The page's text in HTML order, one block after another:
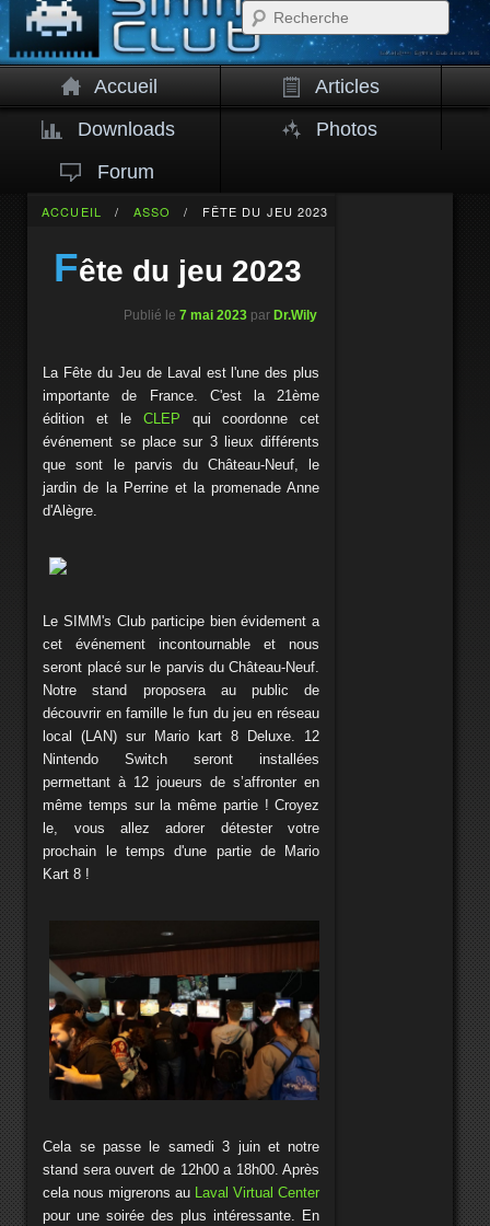
Accueil
Articles
Downloads
Photos
Forum
ACCUEIL / ASSO / FÊTE DU JEU 2023
Fête du jeu 2023
Publié le7 mai 2023 par Dr.Wily
La Fête du Jeu de Laval est l'une des plus
importante de France. C'est la 21ème
édition et le CLEP qui coordonne cet
événement se place sur 3 lieux différents
que sont le parvis du Château-Neuf, le
jardin de la Perrine et la promenade Anne
d'Alègre.
Le SIMM's Club participe bien évidement a
cet événement incontournable et nous
seront placé sur le parvis du Château-Neuf.
Notre stand proposera au public de
découvrir en famille le fun du jeu en réseau
local (LAN) sur Mario kart 8 Deluxe. 12
Nintendo Switch seront installées
permettant à 12 joueurs de s’affronter en
même temps sur la même partie ! Croyez
le, vous allez adorer détester votre
prochain le temps d'une partie de Mario
Kart 8 !
Cela se passe le samedi 3 juin et notre
stand sera ouvert de 12h00 a 18h00. Après
cela nous migrerons au Laval Virtual Center
pour une soirée des plus intéressante. En